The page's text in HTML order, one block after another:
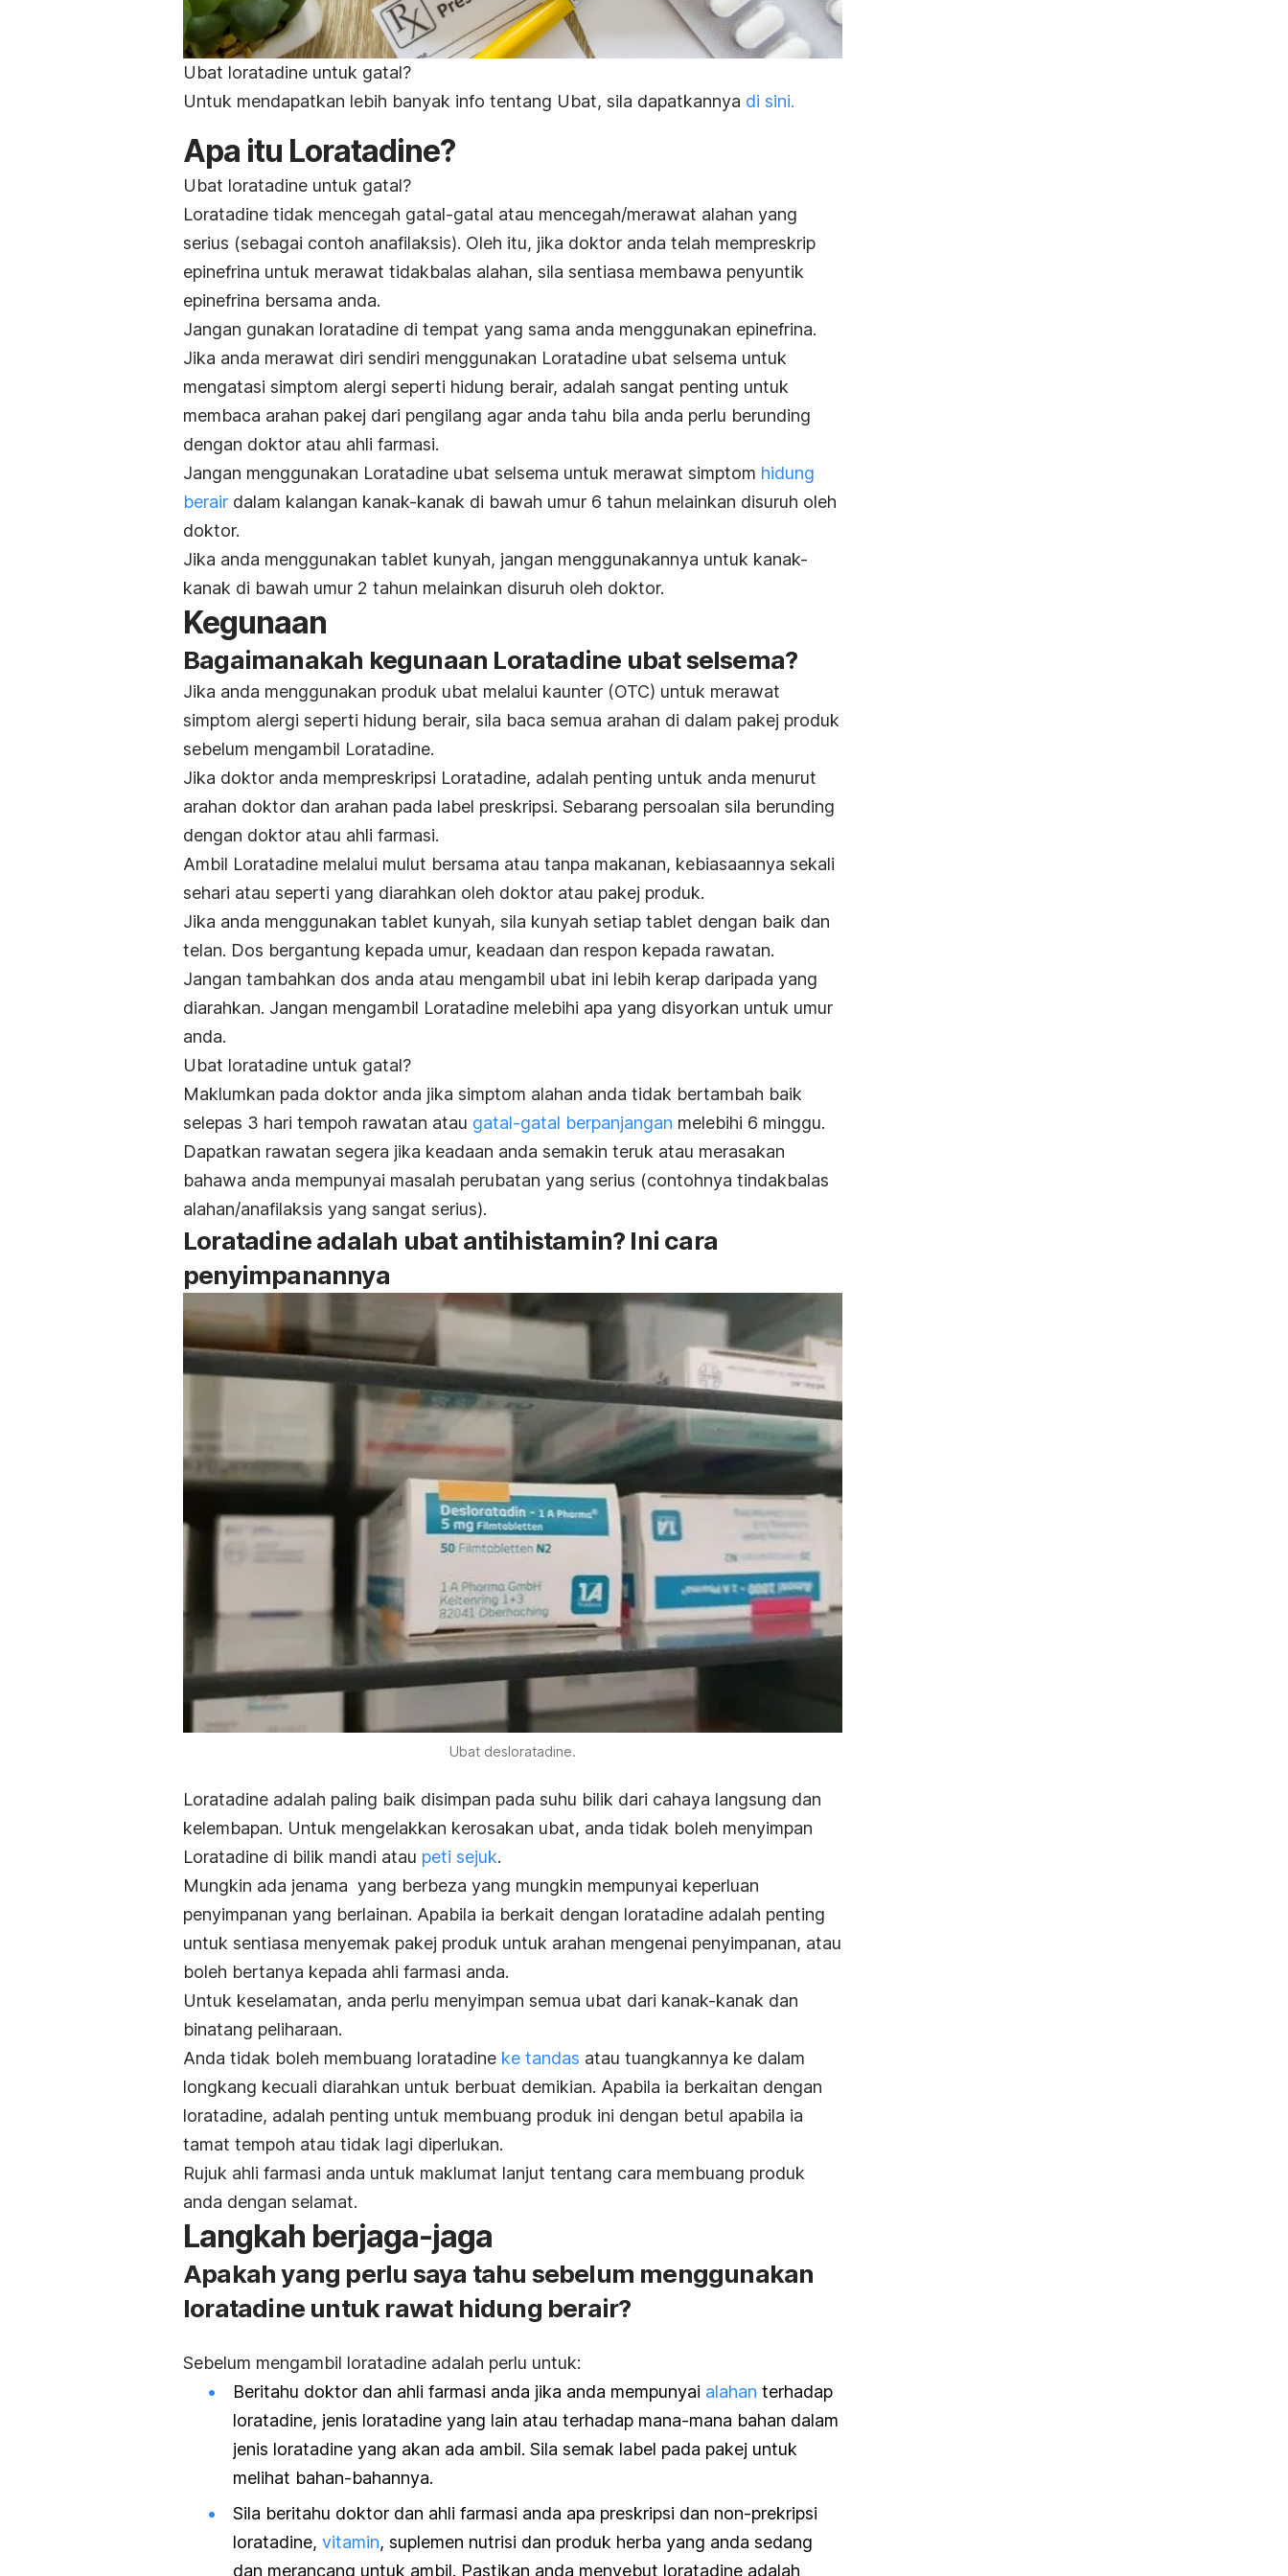
Ubat loratadine untuk gatal?
Untuk mendapatkan lebih banyak info tentang Ubat, sila dapatkannya di sini.
Apa itu Loratadine?
Ubat loratadine untuk gatal?
Loratadine tidak mencegah gatal-gatal atau mencegah/merawat alahan yang
serius (sebagai contoh anafilaksis). Oleh itu, jika doktor anda telah mempreskrip
epinefrina untuk merawat tidakbalas alahan, sila sentiasa membawa penyuntik
epinefrina bersama anda.
Jangan gunakan loratadine di tempat yang sama anda menggunakan epinefrina.
Jika anda merawat diri sendiri menggunakan Loratadine ubat selsema untuk
mengatasi simptom alergi seperti hidung berair, adalah sangat penting untuk
membaca arahan pakej dari pengilang agar anda tahu bila anda perlu berunding
dengan doktor atau ahli farmasi.
Jangan menggunakan Loratadine ubat selsema untuk merawat simptom hidung
berair dalam kalangan kanak-kanak di bawah umur 6 tahun melainkan disuruh oleh
doktor.
Jika anda menggunakan tablet kunyah, jangan menggunakannya untuk kanak-
kanak di bawah umur 2 tahun melainkan disuruh oleh doktor.
Kegunaan
Bagaimanakah kegunaan Loratadine ubat selsema?
Jika anda menggunakan produk ubat melalui kaunter (OTC) untuk merawat
simptom alergi seperti hidung berair, sila baca semua arahan di dalam pakej produk
sebelum mengambil Loratadine.
Jika doktor anda mempreskripsi Loratadine, adalah penting untuk anda menurut
arahan doktor dan arahan pada label preskripsi. Sebarang persoalan sila berunding
dengan doktor atau ahli farmasi.
Ambil Loratadine melalui mulut bersama atau tanpa makanan, kebiasaannya sekali
sehari atau seperti yang diarahkan oleh doktor atau pakej produk.
Jika anda menggunakan tablet kunyah, sila kunyah setiap tablet dengan baik dan
telan. Dos bergantung kepada umur, keadaan dan respon kepada rawatan.
Jangan tambahkan dos anda atau mengambil ubat ini lebih kerap daripada yang
diarahkan. Jangan mengambil Loratadine melebihi apa yang disyorkan untuk umur
anda.
Ubat loratadine untuk gatal?
Maklumkan pada doktor anda jika simptom alahan anda tidak bertambah baik
selepas 3 hari tempoh rawatan atau gatal-gatal berpanjangan melebihi 6 minggu.
Dapatkan rawatan segera jika keadaan anda semakin teruk atau merasakan
bahawa anda mempunyai masalah perubatan yang serius (contohnya tindakbalas
alahan/anafilaksis yang sangat serius).
Loratadine adalah ubat antihistamin? Ini cara
penyimpanannya
Ubat desloratadine.
Loratadine adalah paling baik disimpan pada suhu bilik dari cahaya langsung dan
kelembapan. Untuk mengelakkan kerosakan ubat, anda tidak boleh menyimpan
Loratadine di bilik mandi atau peti sejuk.
Mungkin ada jenama yang berbeza yang mungkin mempunyai keperluan
penyimpanan yang berlainan. Apabila ia berkait dengan loratadine adalah penting
untuk sentiasa menyemak pakej produk untuk arahan mengenai penyimpanan, atau
boleh bertanya kepada ahli farmasi anda.
Untuk keselamatan, anda perlu menyimpan semua ubat dari kanak-kanak dan
binatang peliharaan.
Anda tidak boleh membuang loratadine ke tandas atau tuangkannya ke dalam
longkang kecuali diarahkan untuk berbuat demikian. Apabila ia berkaitan dengan
loratadine, adalah penting untuk membuang produk ini dengan betul apabila ia
tamat tempoh atau tidak lagi diperlukan.
Rujuk ahli farmasi anda untuk maklumat lanjut tentang cara membuang produk
anda dengan selamat.
Langkah berjaga-jaga
Apakah yang perlu saya tahu sebelum menggunakan
loratadine untuk rawat hidung berair?
Sebelum mengambil loratadine adalah perlu untuk:
Beritahu doktor dan ahli farmasi anda jika anda mempunyai alahan terhadap
loratadine, jenis loratadine yang lain atau terhadap mana-mana bahan dalam
jenis loratadine yang akan ada ambil. Sila semak label pada pakej untuk
melihat bahan-bahannya.
Sila beritahu doktor dan ahli farmasi anda apa preskripsi dan non-prekripsi
loratadine, vitamin, suplemen nutrisi dan produk herba yang anda sedang
dan merancang untuk ambil. Pastikan anda menyebut loratadine adalah